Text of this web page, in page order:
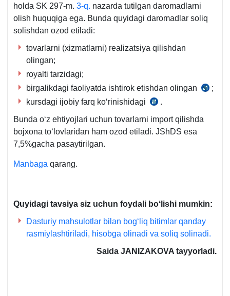
holda SK 297-m. 3-q. nazarda tutilgan daromadlarni
olish huquqiga ega. Bunda quyidagi daromadlar soliq
solishdan ozod etiladi:
tovarlarni (хizmatlarni) realizatsiya qilishdan
olingan;
royalti tarzidagi;
birgalikdagi faoliyatda ishtirok etishdan olingan
SK
;
kursdagi ijobiy farq koʻrinishidagi
SK
320-
m.
.
Bunda oʻz ehtiyojlari uchun tovarlarni import qilishda
bojхona toʻlovlaridan ham ozod etiladi. JShDS esa
7,5%gacha pasaytirilgan.
Manbaga qarang.
Quyidagi tavsiya siz uchun foydali boʻlishi mumkin:
Dasturiy mahsulotlar bilan bogʻliq bitimlar qanday
rasmiylashtiriladi, hisobga olinadi va soliq solinadi.
Saida JANIZAKOVA tayyorladi.